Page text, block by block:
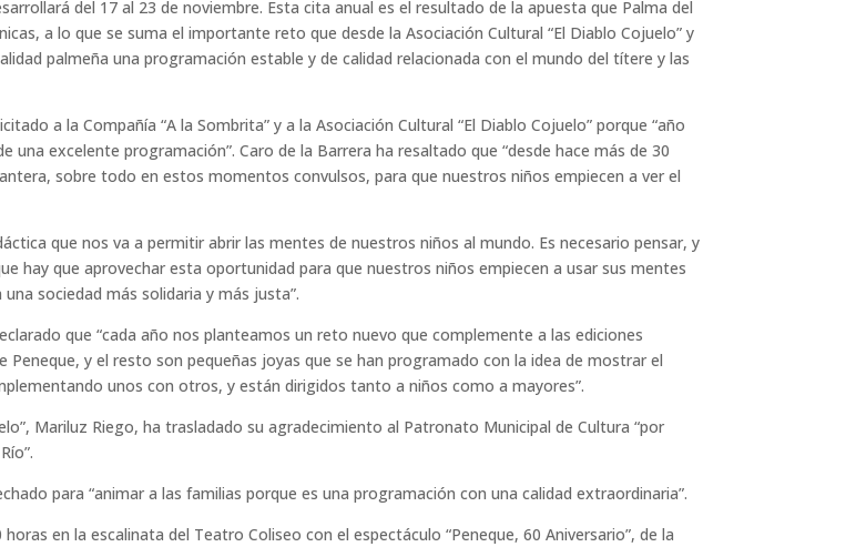
del 17 al 23 de noviembre. Esta cita anual es el resultado de la apuesta que Palma del
a lo que se suma el importante reto que desde la Asociación Cultural “El Diablo Cojuelo” y
palmeña una programación estable y de calidad relacionada con el mundo del títere y las
a la Compañía “A la Sombrita” y a la Asociación Cultural “El Diablo Cojuelo” porque “año
excelente programación”. Caro de la Barrera ha resaltado que “desde hace más de 30
sobre todo en estos momentos convulsos, para que nuestros niños empiecen a ver el
que nos va a permitir abrir las mentes de nuestros niños al mundo. Es necesario pensar, y
hay que aprovechar esta oportunidad para que nuestros niños empiecen a usar sus mentes
sociedad más solidaria y más justa”.
que “cada año nos planteamos un reto nuevo que complemente a las ediciones
y el resto son pequeñas joyas que se han programado con la idea de mostrar el
unos con otros, y están dirigidos tanto a niños como a mayores”.
Mariluz Riego, ha trasladado su agradecimiento al Patronato Municipal de Cultura “por
para “animar a las familias porque es una programación con una calidad extraordinaria”.
en la escalinata del Teatro Coliseo con el espectáculo “Peneque, 60 Aniversario”, de la